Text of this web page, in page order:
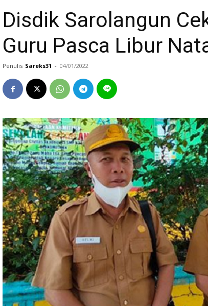
Disdik Sarolangun
Guru Pasca Libur
Penulis Sareks31 - 04/01/2022